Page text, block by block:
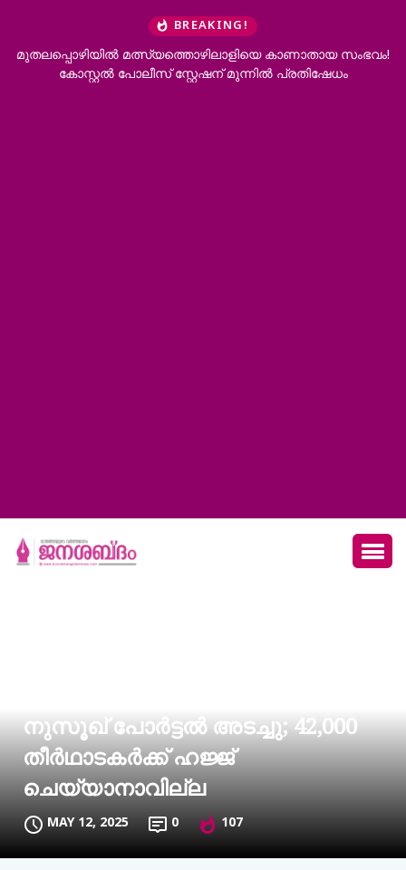
BREAKING!
കാണാതായ സംഭവം!
സ്റ്റേഷന് മുന്നിൽ പ്രതിഷേധം
മുല്ലപ്പെരിയാര്‍
പ്രഖ്യാപനം, ഏത്
നുസൂഖ് പോർട്ടല്‍ അടച്ചു; 42,000
തീർഥാടകർക്ക് ഹജ്ജ്
ചെയ്യാനാവില്ല
MAY 12, 2025 0 107